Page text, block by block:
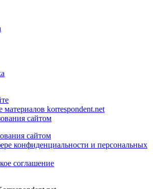
материалов korrespondent.net
сайтом
сайтом
конфиденциальности и персональных
соглашение